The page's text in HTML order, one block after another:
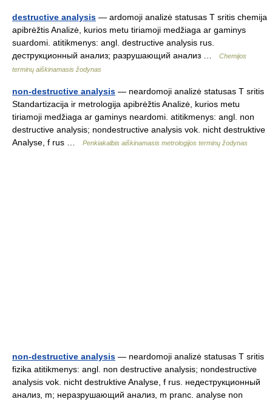
destructive analysis — ardomoji analizė statusas T sritis chemija
apibrėžtis Analizė, kurios metu tiriamoji medžiaga ar gaminys
suardomi. atitikmenys: angl. destructive analysis rus.
деструкционный анализ; разрушающий анализ …
Chemijos
terminų aiškinamasis žodynas
non-destructive analysis — neardomoji analizė statusas T sritis
Standartizacija ir metrologija apibrėžtis Analizė, kurios metu
tiriamoji medžiaga ar gaminys neardomi. atitikmenys: angl. non
destructive analysis; nondestructive analysis vok. nicht destruktive
Analyse, f rus …
Penkiakalbis aiškinamasis metrologijos terminų žodynas
non-destructive analysis — neardomoji analizė statusas T sritis
fizika atitikmenys: angl. non destructive analysis; nondestructive
analysis vok. nicht destruktive Analyse, f rus. недеструкционный
анализ, m; неразрушающий анализ, m pranc. analyse non